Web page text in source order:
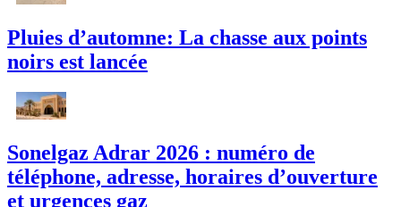
Pluies d’automne: La chasse aux points
noirs est lancée
Sonelgaz Adrar 2026 : numéro de
téléphone, adresse, horaires d’ouverture
et urgences gaz